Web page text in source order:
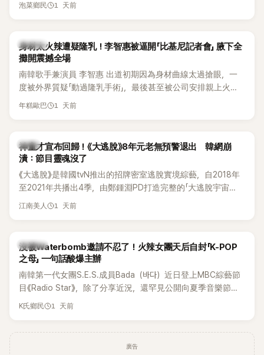
泡菜鄉民 1 天前
K-POP
身材太火辣遭疑隆乳！李智惠被逼開「比基尼記者會」 腋下全
攤開震撼全場
南韓歌手兼演員 李智惠 出道初期因為身材曲線太過搶眼，一
度被外界質疑「動過隆乳手術」，最後甚至被公司安排親上火
線，召開前所未見的「泳裝記者會」澄清。這場記者會後來還被
熱議。 2日播出的 SBS 綜藝節目《我的經紀人太難搞－秘書
鎮》，邀請同時兼顧工作與育兒的演藝圈代表「媽媽群」——李智
惠、李賢怡、李恩亨，以第13位「My Star」身分登場，分享最真
實的生活日常。 節目一開始，李瑞鎮 率先與李智惠會合，兩人
邊搭車邊聊天，氣氛輕鬆。聊到最近的新聞，李瑞鎮突然直球
發問：「妳不是上新聞了？說妳去做整形？是人中縮短手術嗎？」
延燒到過去的爭議。李瑞鎮脫口補刀：「妳以前不是還在游泳池
開過記者會？」直接點名她當年的風波。李智惠聽了忍不住笑
說：「哥怎麼連這個都知道？」李瑞鎮則回嘴：「那時候新聞鬧那
麼大，不知道才奇怪吧。」一來一往，氣氛反而更加輕鬆。 談到
當年情況，李智惠終於鬆口坦言，當時確實被質疑動過隆胸手
術。她回憶：「拍了比基尼照片之後，就開始被說是不是去隆乳
了。」為了澄清誤會，她只好親自站出來說清楚。 李智惠進一步
解釋，當時隆胸手術幾乎只有「腋下切開」一種方式，「所以我就
想，既然一直說我有做，那我乾脆把腋下給大家看，證明我根
年糕歐巴 1 天前
韓星
神童才宣布回歸！《大逃脫》8年元老無預警退出 韓網崩
潰：節目靈魂沒了
《大逃脫》是韓國tvN推出的招牌密室逃脫實境綜藝，自2018年
至2021年共播出4季，由鄭鍾淵PD打造完整的「大逃脫宇宙
（DTCU）」，憑藉燒腦劇情、電影級場景與龐大世界觀，累積
江南美人 1 天前
K-POP
沒被Waterbomb邀請不忍了！火辣女團天后自封「K-POP
之母」 一句話酸爆主辦
南韓第一代女團S.E.S.成員Bada（바다）近日登上MBC綜藝節
目《Radio Star》，除了分享近況，還罕見公開向夏季音樂節
Waterbomb喊話，笑稱自己至今從未受邀演出，更幽默表示：
K氏鄉民 1 天前
廣告